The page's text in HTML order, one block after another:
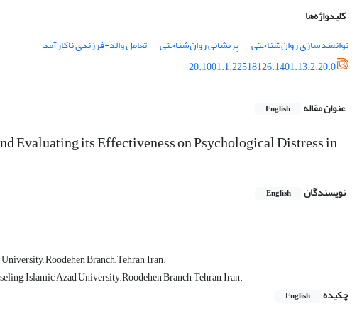
کلیدواژه‌ها
توانمندسازی روان‌شناختی
پریشانی روان‌شناختی
تعامل والد-فرزندی ناکارآمد
20.1001.1.22518126.1401.13.2.20.0
عنوان مقاله English
Evaluating its Effectiveness on Psychological Distress in
نویسندگان English
Roodehen Branch, Tehran, Iran.
Islamic Azad University, Roodehen Branch, Tehran, Iran.
چکیده
English